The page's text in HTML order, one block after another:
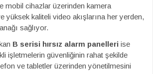
mobil cihazlar üzerinden kamera
yüksek kaliteli video akışlarına her yerden,
sağlıyor.
B serisi hırsız alarm panelleri ise
işletmelerin güvenliğinin rahat şekilde
ve tabletler üzerinden yönetilmesini